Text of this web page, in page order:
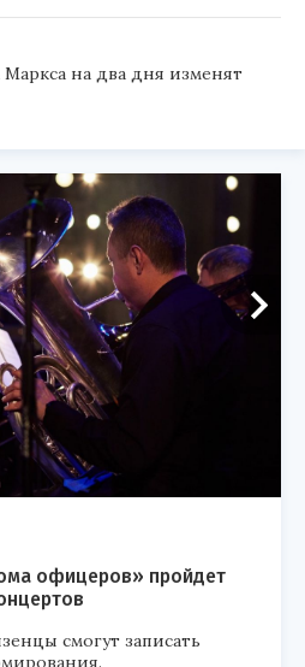
на два дня изменят
офицеров» пройдет
смогут записать